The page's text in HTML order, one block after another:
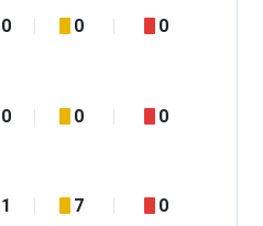
0 0 0
0 0 0
1 7 0